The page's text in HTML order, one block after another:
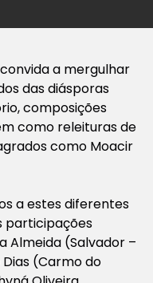
a mergulhar
das diásporas
composições
como releituras de
como Moacir
a estes diferentes
participações
Almeida (Salvador –
(Carmo do